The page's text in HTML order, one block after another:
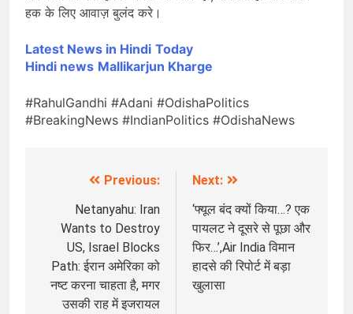
हक के लिए आवाज़ बुलंद करे।
Latest News in Hindi Today
Hindi news Mallikarjun Kharge
#RahulGandhi #Adani #OdishaPolitics
#BreakingNews #IndianPolitics #OdishaNews
navigation
Previous:
Netanyahu: Iran
Wants to Destroy
US, Israel Blocks
Path: ईरान अमेरिका को
नष्ट करना चाहता है, मगर
उसकी राह में इजरायल
Next:
‘फ्यूल बंद क्यों किया…? एक
पायलट ने दूसरे से पूछा और
फिर…’,Air India विमान
हादसे की रिपोर्ट में बड़ा
खुलासा